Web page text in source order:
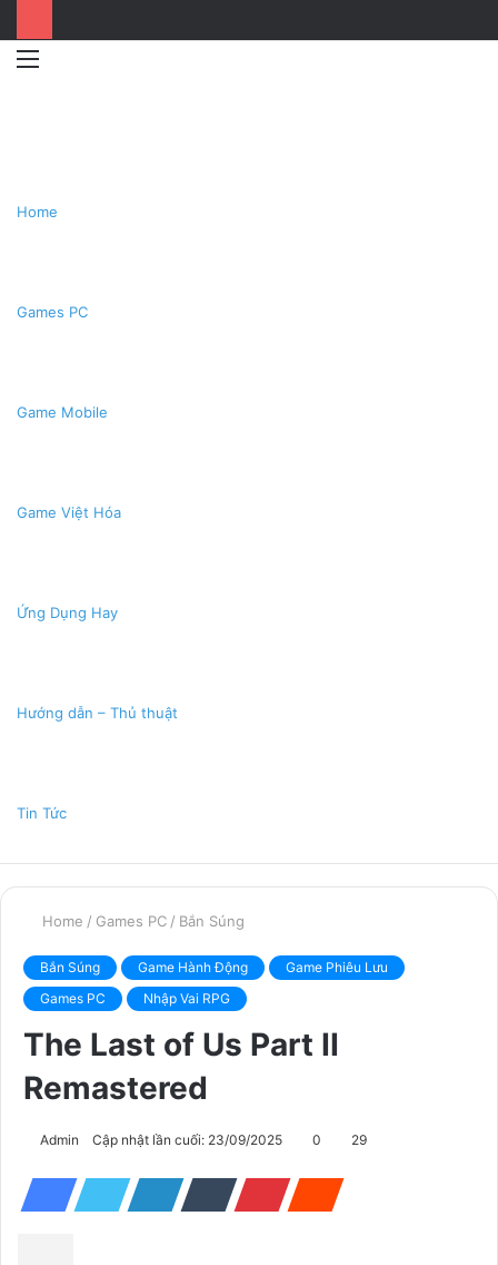
Home
Games PC
Game Mobile
Game Việt Hóa
Ứng Dụng Hay
Hướng dẫn – Thủ thuật
Tin Tức
Home / Games PC / Bắn Súng
Bắn Súng Game Hành Động
Game Phiêu Lưu
Games PC
Nhập Vai RPG
The Last of Us Part II
Remastered
Admin Cập nhật lần cuối: 23/09/2025 0 29